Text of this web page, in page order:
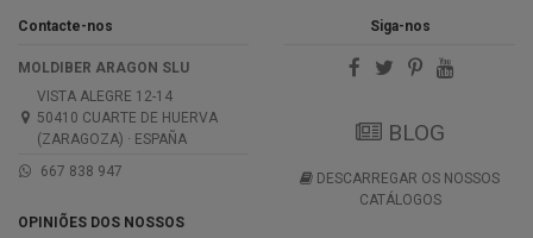
Contacte-nos
MOLDIBER ARAGON SLU
VISTA ALEGRE 12-14
50410 CUARTE DE HUERVA
(ZARAGOZA) · ESPAÑA
667 838 947
OPINIÕES DOS NOSSOS
Siga-nos
BLOG
DESCARREGAR OS NOSSOS
CATÁLOGOS